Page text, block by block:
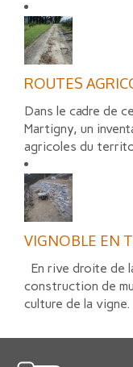
ROUTES
Dans le cadre de
Martigny, un
agricoles du
VIGNOBLE EN
En rive droite de
construction de
culture de la